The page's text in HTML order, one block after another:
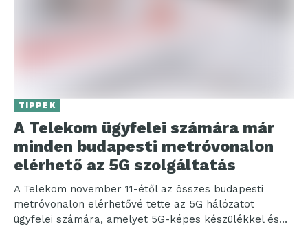
TIPPEK
A Telekom ügyfelei számára már
minden budapesti metróvonalon
elérhető az 5G szolgáltatás
A Telekom november 11-étől az összes budapesti
metróvonalon elérhetővé tette az 5G hálózatot
ügyfelei számára, amelyet 5G-képes készülékkel és